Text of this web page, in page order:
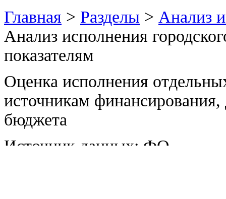
Главная > Разделы > Анализ
Анализ исполнения
показателям
Оценка исполнения
источникам
бюджета
Источник данных: ФО